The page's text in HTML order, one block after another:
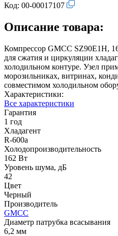
Код: 00-00017107
Описание товара:
Компрессор GMCC SZ90E1H,
для сжатия и циркуляции
холодильном контуре. Узел
морозильниках, витринах,
совместимом холодильном
Характеристики:
Все характеристики
Гарантия
1 год
Хладагент
R-600a
Холодопроизводительность
162 Вт
Уровень шума, дБ
42
Цвет
Черный
Производитель
GMCC
Диаметр патрубка всасывания
6,2 мм